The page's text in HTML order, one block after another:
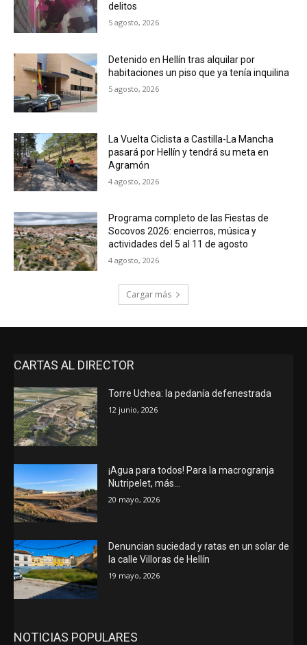
delitos
5 agosto, 2026
Detenido en Hellín tras alquilar por
habitaciones un piso que ya tenía inquilina
5 agosto, 2026
La Vuelta Ciclista a Castilla-La Mancha
pasará por Hellín y tendrá su meta en
Agramón
4 agosto, 2026
Programa completo de las Fiestas de
Socovos 2026: encierros, música y
actividades del 5 al 11 de agosto
4 agosto, 2026
Cargar más
CARTAS AL DIRECTOR
Torre Uchea: la pedanía defenestrada
12 junio, 2026
¡Agua para todos! Para la macrogranja
Nutripelet, más…
20 mayo, 2026
Denuncian suciedad y ratas en un solar de
la calle Villoras de Hellín
19 mayo, 2026
NOTICIAS POPULARES